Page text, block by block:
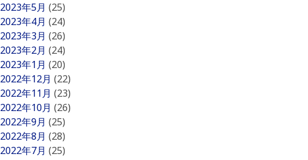
2023年5月 (25)
2023年4月 (24)
2023年3月 (26)
2023年2月 (24)
2023年1月 (20)
2022年12月 (22)
2022年11月 (23)
2022年10月 (26)
2022年9月 (25)
2022年8月 (28)
2022年7月 (25)